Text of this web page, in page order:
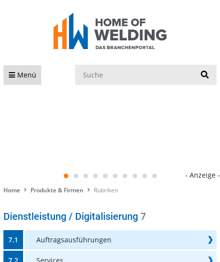
Menü
- Anzeige -
Home Produkte & Firmen Rubriken
Dienstleistung / Digitalisierung 7
7.1 Auftragsausführungen
7.2 Services